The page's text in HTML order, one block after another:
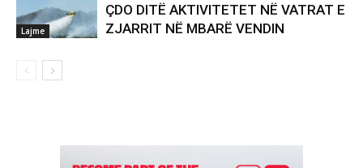
Lajme
ÇDO DITË AKTIVITETET NË VATRAT E
ZJARRIT NË MBARË VENDIN